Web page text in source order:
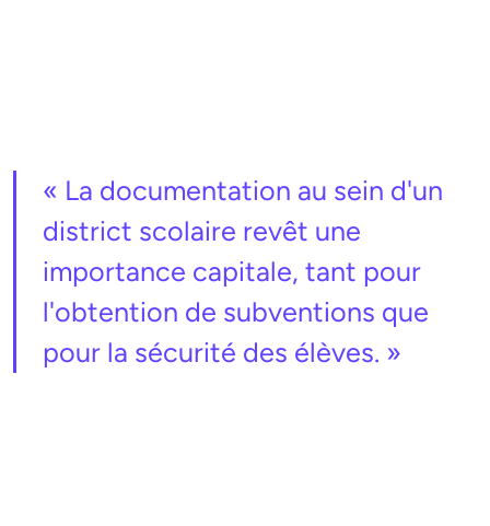
« La documentation au sein d'un
district scolaire revêt une
importance capitale, tant pour
l'obtention de subventions que
pour la sécurité des élèves. »